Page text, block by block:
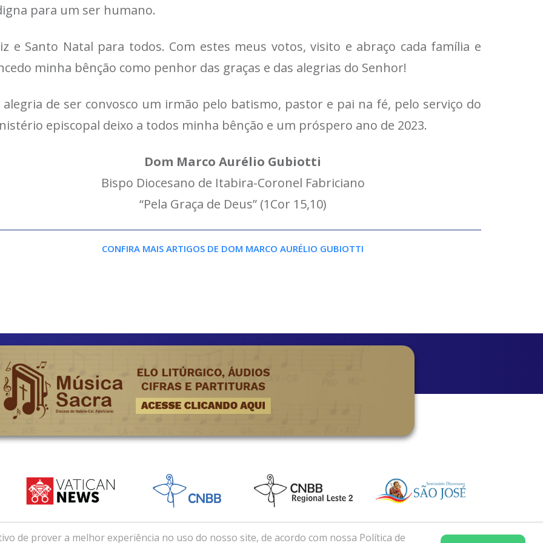
de prover a melhor experiência no uso do nosso site, de acordo com nossa Política de
para um ser humano.
e Santo Natal para todos. Com estes meus votos, visito e abraço cada família e
minha bênção como penhor das graças e das alegrias do Senhor!
alegria de ser convosco um irmão pelo batismo, pastor e pai na fé, pelo serviço do
episcopal deixo a todos minha bênção e um próspero ano de 2023.
Dom Marco Aurélio Gubiotti
Bispo Diocesano de Itabira-Coronel Fabriciano
“Pela Graça de Deus” (1Cor 15,10)
CONFIRA MAIS ARTIGOS DE DOM MARCO AURÉLIO GUBIOTTI